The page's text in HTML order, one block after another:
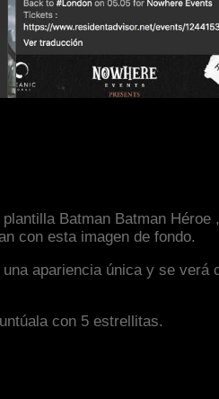
Batman Batman
con esta imagen de fondo.
apariencia única y se
con 5 estrellitas.